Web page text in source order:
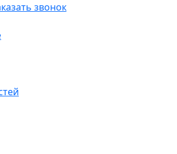
звонок